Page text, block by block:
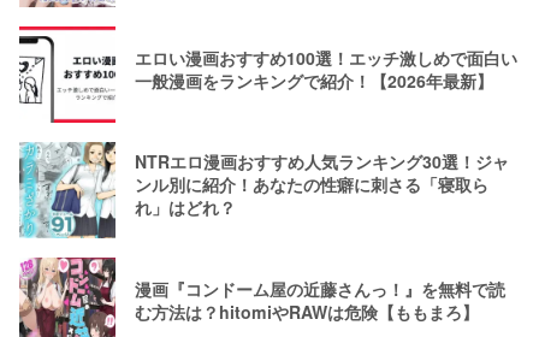
エロい漫画おすすめ100選！エッチ激しめで面白い
一般漫画をランキングで紹介！【2026年最新】
NTRエロ漫画おすすめ人気ランキング30選！ジャ
ンル別に紹介！あなたの性癖に刺さる「寝取ら
れ」はどれ？
漫画『コンドーム屋の近藤さんっ！』を無料で読
む方法は？hitomiやRAWは危険【ももまろ】